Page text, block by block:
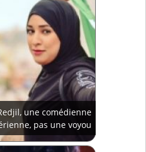
une comédienne
pas une voyou